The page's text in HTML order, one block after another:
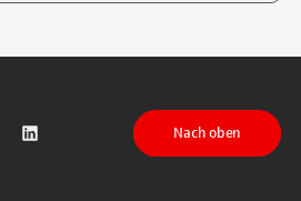
auf Instagram
auf TikTok
Sparkasse auf LinkedIn
Nach oben